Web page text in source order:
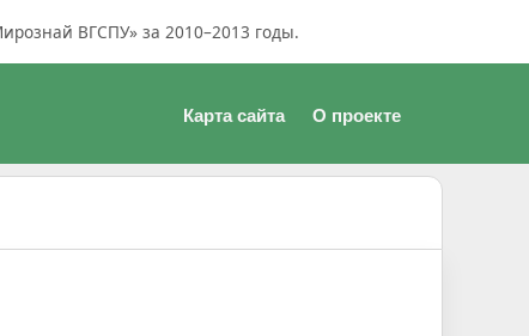
ВГСПУ» за 2010–2013 годы.
Карта сайта О проекте